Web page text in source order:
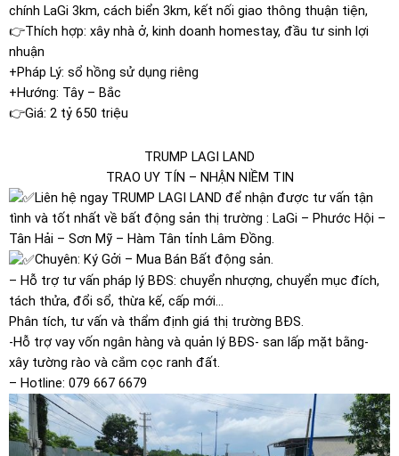
chính LaGi 3km, cách biển 3km, kết nối giao thông thuận tiện,
👉Thích hợp: xây nhà ở, kinh doanh homestay, đầu tư sinh lợi
nhuận
+Pháp Lý: sổ hồng sử dụng riêng
+Hướng: Tây – Bắc
👉Giá: 2 tỷ 650 triệu
TRUMP LAGI LAND
TRAO UY TÍN – NHẬN NIỀM TIN
Liên hệ ngay TRUMP LAGI LAND để nhận được tư vấn tận
tình và tốt nhất về bất động sản thị trường : LaGi – Phước Hội –
Tân Hải – Sơn Mỹ – Hàm Tân tỉnh Lâm Đồng.
Chuyên: Ký Gởi – Mua Bán Bất động sản.
– Hỗ trợ tư vấn pháp lý BĐS: chuyển nhượng, chuyển mục đích,
tách thửa, đổi sổ, thừa kế, cấp mới…
Phân tích, tư vấn và thẩm định giá thị trường BĐS.
-Hỗ trợ vay vốn ngân hàng và quản lý BĐS- san lấp mặt bằng-
xây tường rào và cắm cọc ranh đất.
– Hotline: 079 667 6679